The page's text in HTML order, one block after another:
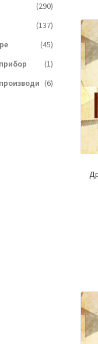
(290)
(137)
(45)
(1)
(6)